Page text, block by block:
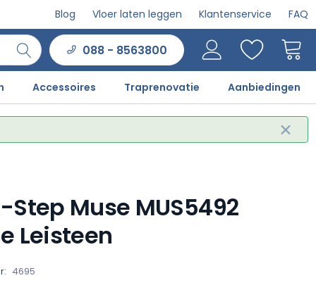
Blog Vloer laten leggen Klantenservice FAQ
088 - 8563800
Accessoires Traprenovatie Aanbiedingen
Muse MUS5492
Leisteen
4695